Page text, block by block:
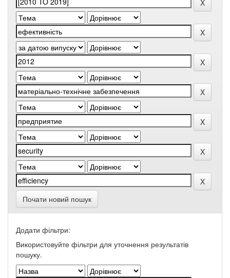
Почати новий пошук
Додати фільтри:
Використовуйте фільтри для уточнення результатів
пошуку.